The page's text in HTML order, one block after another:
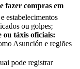
fazer compras em
estabelecimentos
ou golpes;
táxis oficiais:
Asunción e regiões
pode registrar